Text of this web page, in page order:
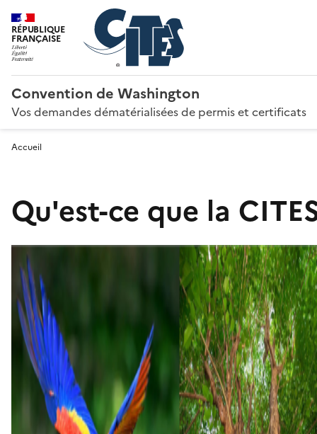
RÉPUBLIQUE
FRANÇAISE
Convention de Washington
Vos demandes dématérialisées de permis et certificats
Accueil
Qu'est-ce que la